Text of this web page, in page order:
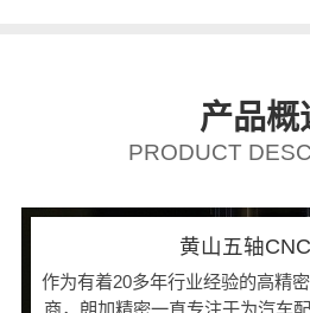
产品概
PRODUCT
黄山五轴
作为有着20多年行业经验的高精
商，朗加精密一直专注于为汽车